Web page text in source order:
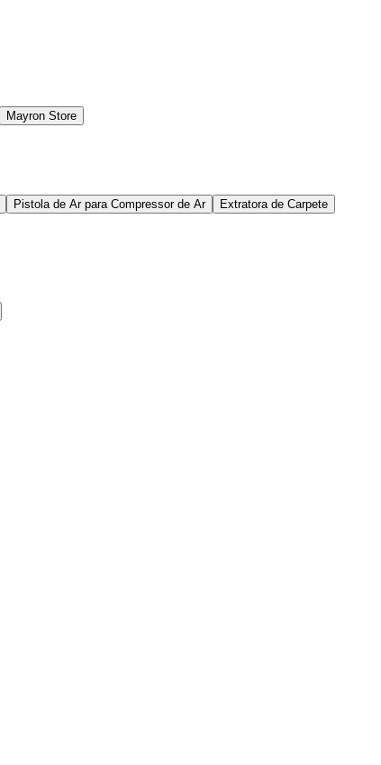
Mayron Store
Pistola de Ar para Compressor de Ar
Extratora de Carpete